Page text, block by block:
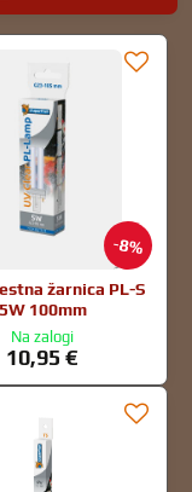
8%
žarnica PL-S
5W 100mm
Na zalogi
10,95 €